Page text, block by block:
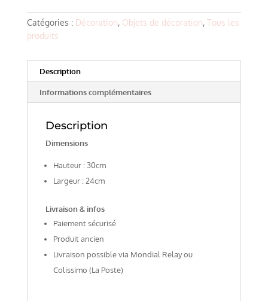
Catégories : Décoration, Objets de décoration, Tous les
produits
Description
Informations complémentaires
Description
Dimensions
Hauteur : 30cm
Largeur : 24cm
Livraison & infos
Paiement sécurisé
Produit ancien
Livraison possible via Mondial Relay ou
Colissimo (La Poste)